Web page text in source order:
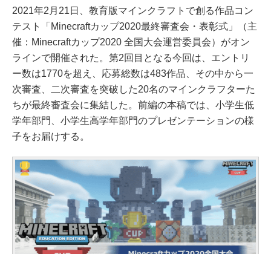
2021年2月21日、教育版マインクラフトで創る作品コン
テスト「Minecraftカップ2020最終審査会・表彰式」（主
催：Minecraftカップ2020 全国大会運営委員会）がオン
ラインで開催された。第2回目となる今回は、エントリ
ー数は1770を超え、応募総数は483作品、その中から一
次審査、二次審査を突破した20名のマインクラフターた
ちが最終審査会に集結した。前編の本稿では、小学生低
学年部門、小学生高学年部門のプレゼンテーションの様
子をお届けする。